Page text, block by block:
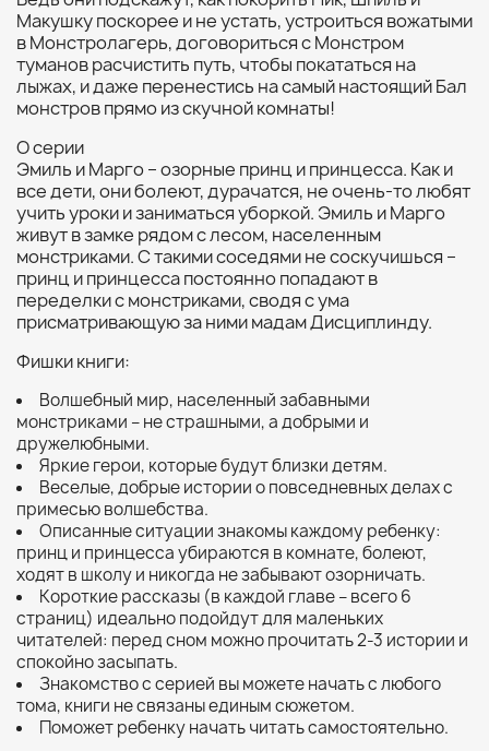
Макушку поскорее и не устать, устроиться вожатыми
в Монстролагерь, договориться с Монстром
туманов расчистить путь, чтобы покататься на
лыжах, и даже перенестись на самый настоящий Бал
монстров прямо из скучной комнаты!
О серии
Эмиль и Марго – озорные принц и принцесса. Как и
все дети, они болеют, дурачатся, не очень-то любят
учить уроки и заниматься уборкой. Эмиль и Марго
живут в замке рядом с лесом, населенным
монстриками. С такими соседями не соскучишься –
принц и принцесса постоянно попадают в
переделки с монстриками, сводя с ума
присматривающую за ними мадам Дисциплинду.
Фишки книги:
Волшебный мир, населенный забавными
монстриками – не страшными, а добрыми и
дружелюбными.
Яркие герои, которые будут близки детям.
Веселые, добрые истории о повседневных делах с
примесью волшебства.
Описанные ситуации знакомы каждому ребенку:
принц и принцесса убираются в комнате, болеют,
ходят в школу и никогда не забывают озорничать.
Короткие рассказы (в каждой главе – всего 6
страниц) идеально подойдут для маленьких
читателей: перед сном можно прочитать 2-3 истории и
спокойно засыпать.
Знакомство с серией вы можете начать с любого
тома, книги не связаны единым сюжетом.
Поможет ребенку начать читать самостоятельно.